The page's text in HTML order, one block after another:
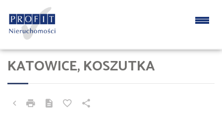
KATOWICE, KOSZUTKA